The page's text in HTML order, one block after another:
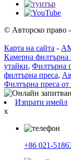
© Авторско право
Карта на сайта -
Камерна филтърна
утайки, Филтърна
филтърна преса,
Филтърна преса
Изпрати имейл
x
+86 021-